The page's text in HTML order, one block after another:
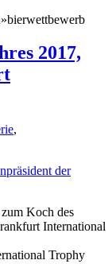
»bierwettbewerb
2017,
,
Koch des
International
Trophy